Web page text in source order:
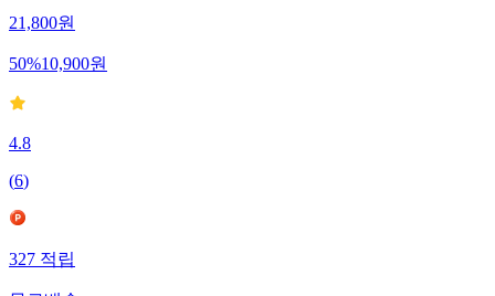
21,800원
50%10,900원
4.8
(6)
327적립